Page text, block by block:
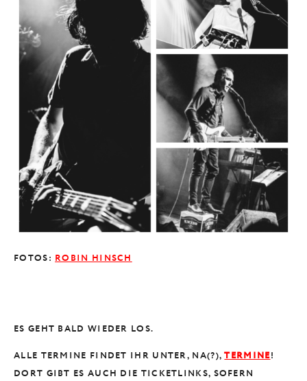
FOTOS: ROBIN HINSCH
ES GEHT BALD WIEDER LOS.
ALLE TERMINE FINDET IHR UNTER, NA(?),TERMINE!
DORT GIBT ES AUCH DIE TICKETLINKS, SOFERN